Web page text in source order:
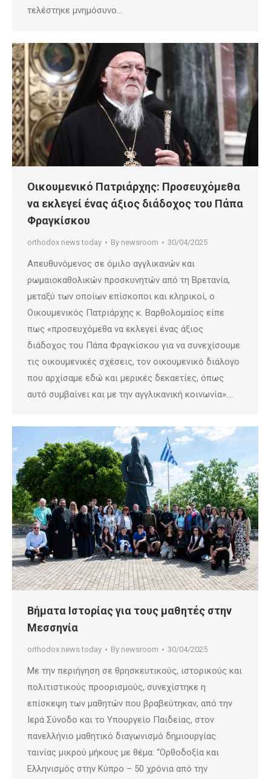
τελέστηκε μνημόσυνο…
Οικουμενικό Πατριάρχης: Προσευχόμεθα
να εκλεγεί ένας άξιος διάδοχος του Πάπα
Φραγκίσκου
orthodox news today By newsroom 30/04/2025
Απευθυνόμενος σε όμιλο αγγλικανών και
ρωμαιοκαθολικών προσκυνητών από τη Βρετανία,
μεταξύ των οποίων επίσκοποι και κληρικοί, ο
Οικουμενικός Πατριάρχης κ. Βαρθολομαίος είπε
πως «προσευχόμεθα να εκλεγεί ένας άξιος
διάδοχος του Πάπα Φραγκίσκου για να συνεχίσουμε
τις οικουμενικές σχέσεις, τον οικουμενικό διάλογο
που αρχίσαμε εδώ και μερικές δεκαετίες, όπως
αυτό συμβαίνει και με την αγγλικανική κοινωνία».…
Βήματα Ιστορίας για τους μαθητές στην
Μεσσηνία
orthodox news today By newsroom 30/04/2025
Με την περιήγηση σε θρησκευτικούς, ιστορικούς και
πολιτιστικούς προορισμούς, συνεχίστηκε η
επίσκεψη των μαθητών που βραβεύτηκαν, από την
Ιερά Σύνοδο και το Υπουργείο Παιδείας, στον
πανελλήνιο μαθητικό διαγωνισμό δημιουργίας
ταινίας μικρού μήκους με θέμα: “Ορθοδοξία και
Ελληνισμός στην Κύπρο – 50 χρόνια από την